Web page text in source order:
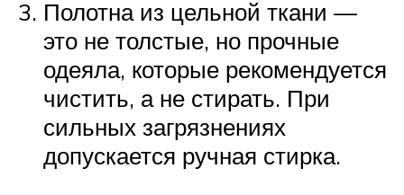
Полотна из цельной ткани —
это не толстые, но прочные
одеяла, которые рекомендуется
чистить, а не стирать. При
сильных загрязнениях
допускается ручная стирка.